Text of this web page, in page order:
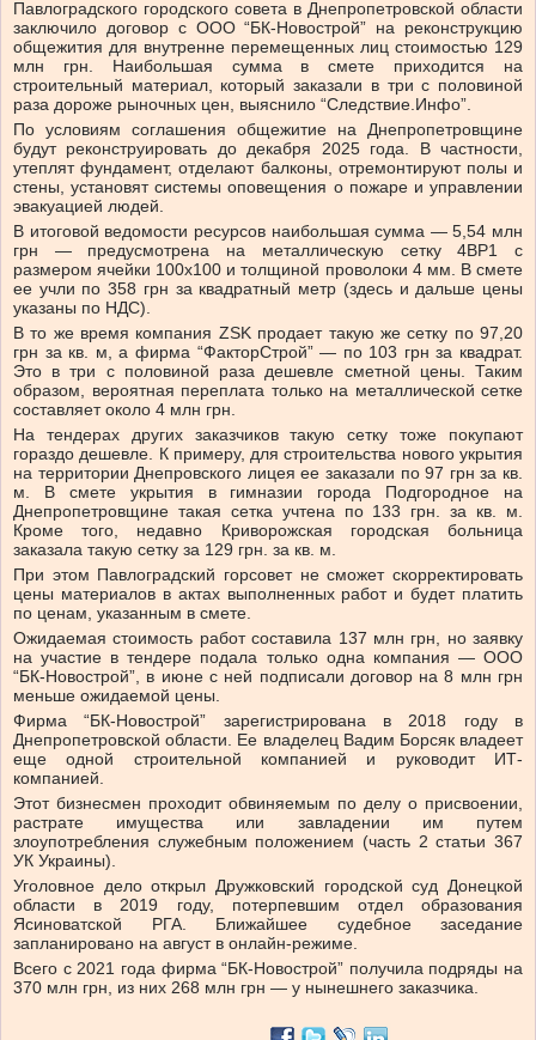
Павлоградского городского совета в Днепропетровской области
заключило договор с ООО “БК-Новострой” на реконструкцию
общежития для внутренне перемещенных лиц стоимостью 129
млн грн. Наибольшая сумма в смете приходится на
строительный материал, который заказали в три с половиной
раза дороже рыночных цен, выяснило “Следствие.Инфо”.
По условиям соглашения общежитие на Днепропетровщине
будут реконструировать до декабря 2025 года. В частности,
утеплят фундамент, отделают балконы, отремонтируют полы и
стены, установят системы оповещения о пожаре и управлении
эвакуацией людей.
В итоговой ведомости ресурсов наибольшая сумма — 5,54 млн
грн — предусмотрена на металлическую сетку 4ВР1 с
размером ячейки 100х100 и толщиной проволоки 4 мм. В смете
ее учли по 358 грн за квадратный метр (здесь и дальше цены
указаны по НДС).
В то же время компания ZSK продает такую ​​же сетку по 97,20
грн за кв. м, а фирма “ФакторСтрой” — по 103 грн за квадрат.
Это в три с половиной раза дешевле сметной цены. Таким
образом, вероятная переплата только на металлической сетке
составляет около 4 млн грн.
На тендерах других заказчиков такую ​​сетку тоже покупают
гораздо дешевле. К примеру, для строительства нового укрытия
на территории Днепровского лицея ее заказали по 97 грн за кв.
м. В смете укрытия в гимназии города Подгородное на
Днепропетровщине такая сетка учтена по 133 грн. за кв. м.
Кроме того, недавно Криворожская городская больница
заказала такую ​​сетку за 129 грн. за кв. м.
При этом Павлоградский горсовет не сможет скорректировать
цены материалов в актах выполненных работ и будет платить
по ценам, указанным в смете.
Ожидаемая стоимость работ составила 137 млн ​​грн, но заявку
на участие в тендере подала только одна компания — ООО
“БК-Новострой”, в июне с ней подписали договор на 8 млн грн
меньше ожидаемой цены.
Фирма “БК-Новострой” зарегистрирована в 2018 году в
Днепропетровской области. Ее владелец Вадим Борсяк владеет
еще одной строительной компанией и руководит ИТ-
компанией.
Этот бизнесмен проходит обвиняемым по делу о присвоении,
растрате имущества или завладении им путем
злоупотребления служебным положением (часть 2 статьи 367
УК Украины).
Уголовное дело открыл Дружковский городской суд Донецкой
области в 2019 году, потерпевшим отдел образования
Ясиноватской РГА. Ближайшее судебное заседание
запланировано на август в онлайн-режиме.
Всего с 2021 года фирма “БК-Новострой” получила подряды на
370 млн грн, из них 268 млн грн — у нынешнего заказчика.